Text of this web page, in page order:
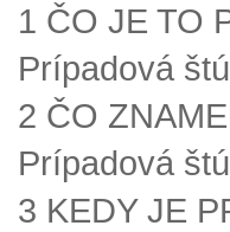
1 ČO JE TO
Prípadová
2 ČO
Prípadová
3 KEDY JE